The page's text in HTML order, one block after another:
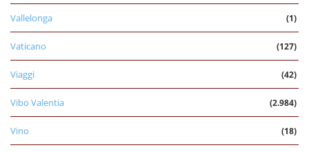
Vallelonga (1)
Vaticano (127)
Viaggi (42)
Vibo Valentia (2.984)
Vino (18)